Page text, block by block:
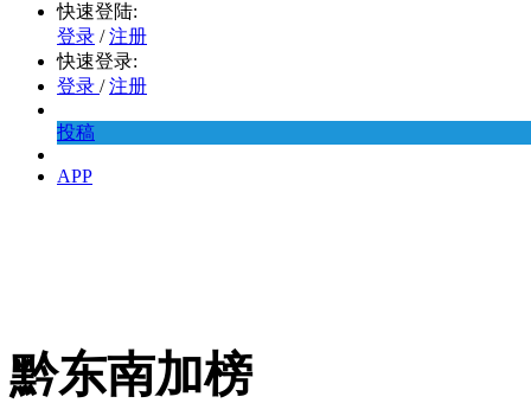
快速登陆:
登录 / 注册
快速登录:
登录 / 注册
投稿
APP
黔东南加榜